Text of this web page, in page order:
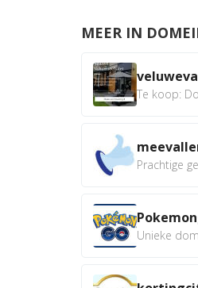
MEER IN
Te koop:
Prachtige
Unieke